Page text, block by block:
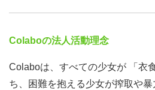
Colaboの法人活動理念
Colaboは、すべての少女が 「衣
ち、困難を抱える少女が搾取や